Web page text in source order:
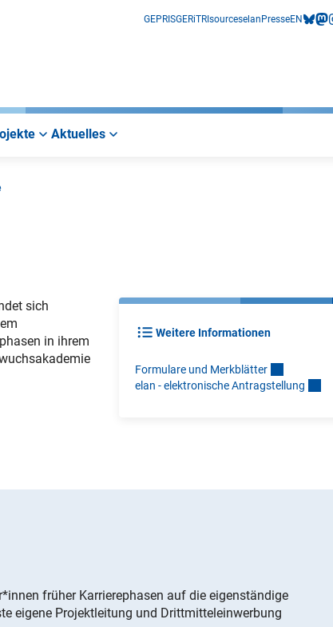
GEPRISGERiTRIsourceselan PresseEN
Aktuelles
Weitere Informationen
Formulare und Merkblätter
elan - elektronische Antragstellung
sich
in ihrem
früher Karrierephasen auf die eigenständige
eigene Projektleitung und Drittmitteleinwerbung